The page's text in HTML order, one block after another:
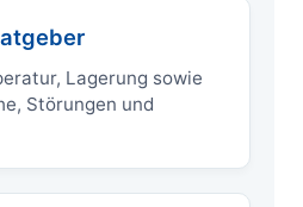
Lagerung sowie
Störungen und